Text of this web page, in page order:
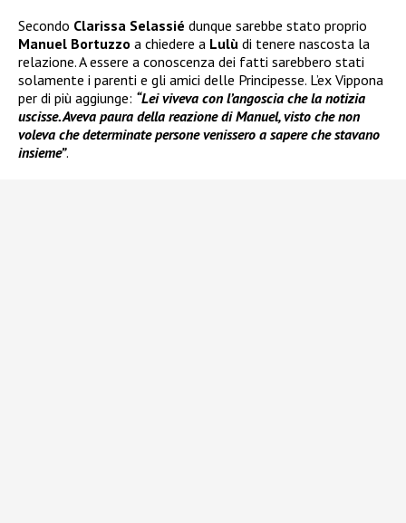
Secondo Clarissa Selassié dunque sarebbe stato proprio
Manuel Bortuzzo a chiedere a Lulù di tenere nascosta la
relazione. A essere a conoscenza dei fatti sarebbero stati
solamente i parenti e gli amici delle Principesse. L’ex Vippona
per di più aggiunge: “Lei viveva con l’angoscia che la notizia
uscisse. Aveva paura della reazione di Manuel, visto che non
voleva che determinate persone venissero a sapere che stavano
insieme”.